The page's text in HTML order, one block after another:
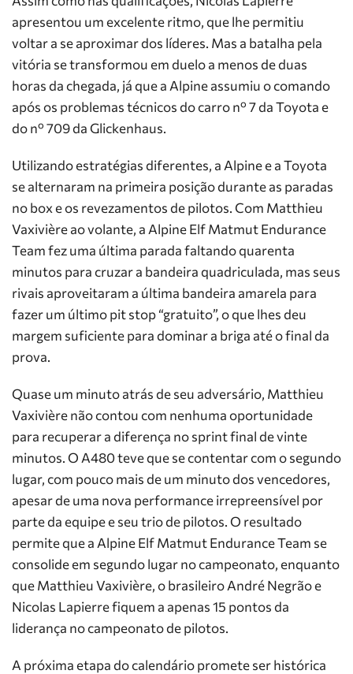
apresentou um excelente ritmo, que lhe permitiu
voltar a se aproximar dos líderes. Mas a batalha pela
vitória se transformou em duelo a menos de duas
horas da chegada, já que a Alpine assumiu o comando
após os problemas técnicos do carro nº 7 da Toyota e
do nº 709 da Glickenhaus.
Utilizando estratégias diferentes, a Alpine e a Toyota
se alternaram na primeira posição durante as paradas
no box e os revezamentos de pilotos. Com Matthieu
Vaxivière ao volante, a Alpine Elf Matmut Endurance
Team fez uma última parada faltando quarenta
minutos para cruzar a bandeira quadriculada, mas seus
rivais aproveitaram a última bandeira amarela para
fazer um último pit stop “gratuito”, o que lhes deu
margem suficiente para dominar a briga até o final da
prova.
Quase um minuto atrás de seu adversário, Matthieu
Vaxivière não contou com nenhuma oportunidade
para recuperar a diferença no sprint final de vinte
minutos. O A480 teve que se contentar com o segundo
lugar, com pouco mais de um minuto dos vencedores,
apesar de uma nova performance irrepreensível por
parte da equipe e seu trio de pilotos. O resultado
permite que a Alpine Elf Matmut Endurance Team se
consolide em segundo lugar no campeonato, enquanto
que Matthieu Vaxivière, o brasileiro André Negrão e
Nicolas Lapierre fiquem a apenas 15 pontos da
liderança no campeonato de pilotos.
A próxima etapa do calendário promete ser histórica